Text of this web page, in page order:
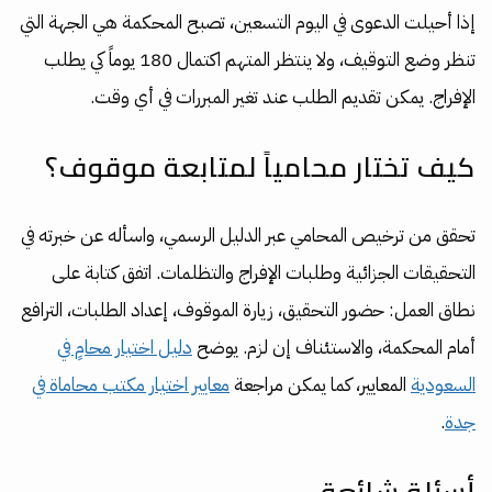
إذا أحيلت الدعوى في اليوم التسعين، تصبح المحكمة هي الجهة التي
تنظر وضع التوقيف، ولا ينتظر المتهم اكتمال 180 يوماً كي يطلب
الإفراج. يمكن تقديم الطلب عند تغير المبررات في أي وقت.
كيف تختار محامياً لمتابعة موقوف؟
تحقق من ترخيص المحامي عبر الدليل الرسمي، واسأله عن خبرته في
التحقيقات الجزائية وطلبات الإفراج والتظلمات. اتفق كتابة على
نطاق العمل: حضور التحقيق، زيارة الموقوف، إعداد الطلبات، الترافع
أمام المحكمة، والاستئناف إن لزم. يوضح دليل اختيار محامٍ في
السعودية المعايير، كما يمكن مراجعة معايير اختيار مكتب محاماة في
جدة.